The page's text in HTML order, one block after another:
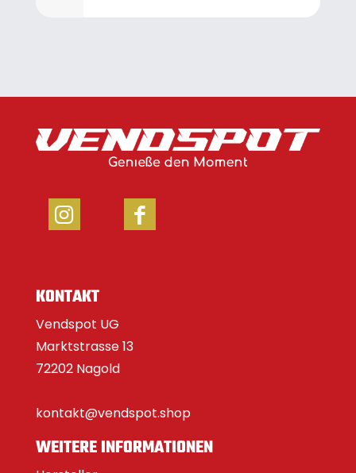
KONTAKT
Vendspot UG
Marktstrasse 13
72202 Nagold
kontakt@vendspot.shop
WEITERE INFORMATIONEN